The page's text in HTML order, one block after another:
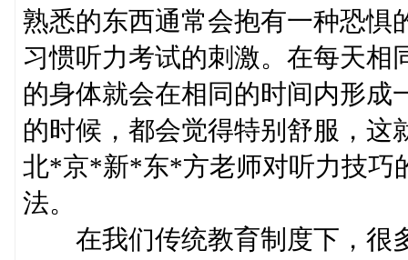
熟悉的东西通常会抱有一种恐惧
习惯听力考试的刺激。在每天相
的身体就会在相同的时间内形成
的时候，都会觉得特别舒服，这
北*京*新*东*方老师对听力技巧
法。
在我们传统教育制度下，很